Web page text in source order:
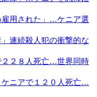
雇用された」…ケニア選
連続殺人犯の衝撃的な
２２８人死亡…世界同時
ニアで１２０人死亡…